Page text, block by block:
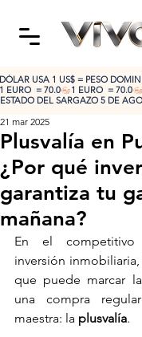
ESTADO DEL SARGAZO 5 DE
DÓLAR USA 1 US$ = PESO
1 EURO  = 70.0
Plusvalía en
¿Por qué
garantiza tu
mañana?
21 mar 2025
En el
inversión
que puede marcar
una compra
maestra: la plusvalía.